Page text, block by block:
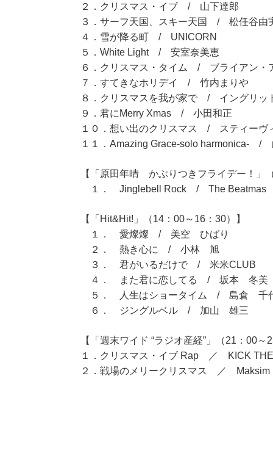
２．クリスマス・イブ / 山下達郎
３．サーフ天国、スキー天国 / 松任谷由
４．雪が降る町 / UNICORN
５．White Light / 安室奈美恵
６．クリスマス・タイム / ブライアン・
７．すてきなホリデイ / 竹内まりや
８．クリスマスを我が家で / イングリッ
９．君にMerry Xmas / 小田和正
１０．想い出のクリスマス / スティーヴ
１１．Amazing Grace-solo harmonica- /
【「原田年晴 かぶりつきフライデー！」
１． Jinglebell Rock / The Beatmas
【「Hit&Hit!」（14：00～16：30）】
１． 愛燦燦 / 美空 ひばり
２． 熱き心に / 小林 旭
３． 君がいるだけで / 米米CLUB
４． また君に恋してる / 坂本 冬美
５． 人生はショータイム / 島倉 千
６． ジングルベル / 加山 雄三
【「週末ワイド “ラジオ産経”」（21：00～
１．クリスマス・イブ Rap ／ KICK
２．戦場のメリークリスマス ／ Maksim